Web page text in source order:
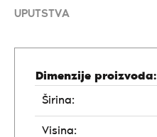
UPUTSTVA
Dimenzije proizvoda:
Širina:
Visina: